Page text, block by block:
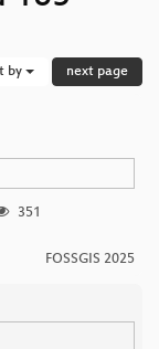
by next page
351
FOSSGIS 2025